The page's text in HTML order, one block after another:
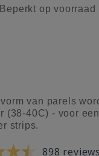
Beperkt op voorraad
van parels
(38-40C) - voor een
strips.
898